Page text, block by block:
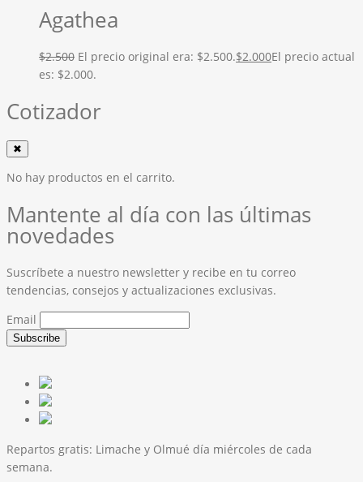
Agathea
$2.500 El precio original era: $2.500.$2.000El precio actual
es: $2.000.
Cotizador
✖
No hay productos en el carrito.
Mantente al día con las últimas
novedades
Suscríbete a nuestro newsletter y recibe en tu correo
tendencias, consejos y actualizaciones exclusivas.
Email
Repartos gratis: Limache y Olmué día miércoles de cada
semana.